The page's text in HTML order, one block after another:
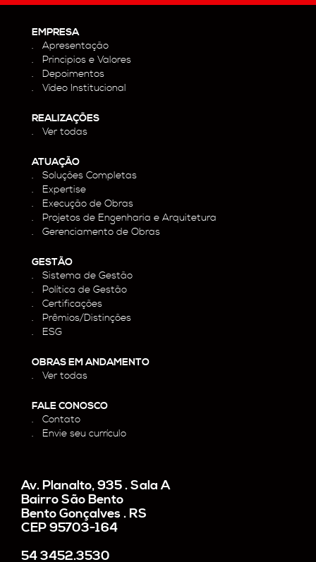
EMPRESA
Apresentação
Principios e Valores
Depoimentos
Vídeo Institucional
REALIZAÇÕES
Ver todas
ATUAÇÃO
Soluções Completas
Expertise
Execução de Obras
Projetos de Engenharia e Arquitetura
Gerenciamento de Obras
GESTÃO
Sistema de Gestão
Política de Gestão
Certificações
Prêmios/Distinções
ESG
OBRAS EM ANDAMENTO
Ver todas
FALE CONOSCO
Contato
Envie seu currículo
Av. Planalto, 935 . Sala A
Bairro São Bento
Bento Gonçalves . RS
CEP 95703-164
54 3452.3530